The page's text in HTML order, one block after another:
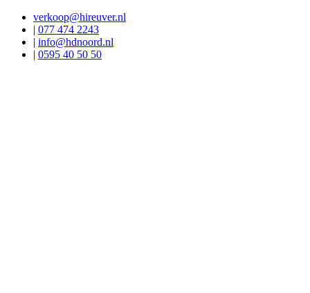
verkoop@hireuver.nl
| 077 474 2243
| info@hdnoord.nl
| 0595 40 50 50